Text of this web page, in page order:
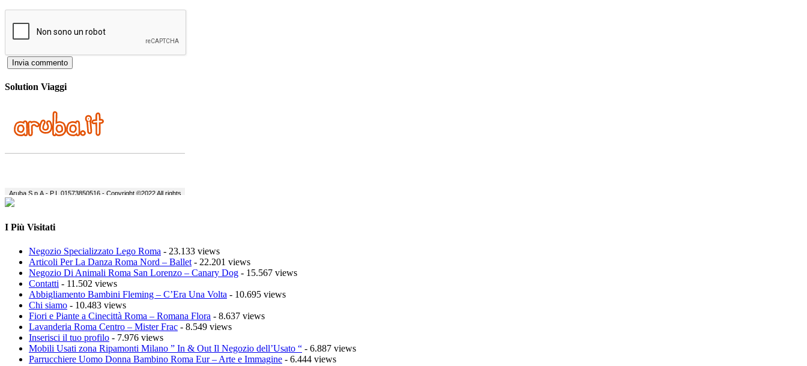
Solution Viaggi
I Più Visitati
Negozio Specializzato Lego Roma - 23.133 views
Articoli Per La Danza Roma Nord – Ballet - 22.201 views
Negozio Di Animali Roma San Lorenzo – Canary Dog - 15.567 views
Contatti - 11.502 views
Abbigliamento Bambini Fleming – C’Era Una Volta - 10.695 views
Chi siamo - 10.483 views
Fiori e Piante a Cinecittà Roma – Romana Flora - 8.637 views
Lavanderia Roma Centro – Mister Frac - 8.549 views
Inserisci il tuo profilo - 7.976 views
Mobili Usati zona Ripamonti Milano ” In & Out Il Negozio dell’Usato “ - 6.887 views
Parrucchiere Uomo Donna Bambino Roma Eur – Arte e Immagine - 6.444 views